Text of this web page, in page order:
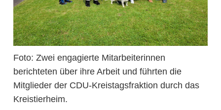
Foto: Zwei engagierte Mitarbeiterinnen
berichteten über ihre Arbeit und führten die
Mitglieder der CDU-Kreistagsfraktion durch das
Kreistierheim.